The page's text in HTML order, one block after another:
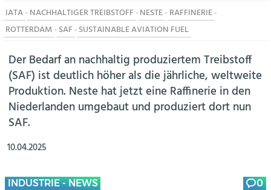
INDUSTRIE
HELIKOPTER
IATA- NACHHALTIGER TREIBSTOFF-NESTE- RAFFINERIE-
ROTTERDAM - SAF-SUSTAINABLE AVIATION FUEL
Der Bedarf an nachhaltig produziertem Treibstoff
(SAF) ist deutlich höher als die jährliche, weltweite
Produktion. Neste hat jetzt eine Raffinerie in den
Niederlanden umgebaut und produziert dort nun
SAF.
10.04.2025
INDUSTRIE - NEWS 0